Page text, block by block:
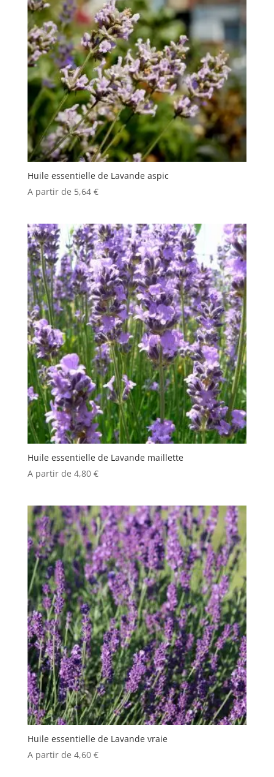
Huile essentielle de Lavande aspic
A partir de 5,64 €
Huile essentielle de Lavande maillette
A partir de 4,80 €
Huile essentielle de Lavande vraie
A partir de 4,60 €